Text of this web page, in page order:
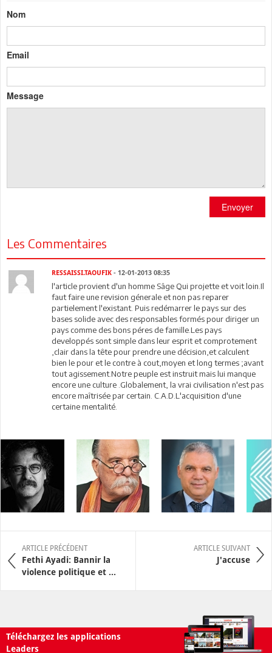
Nom
Email
Message
Envoyer
Les Commentaires
RESSAISSI.TAOUFIK - 12-01-2013 08:35
l'article provient d'un homme Sâge Qui projette et voit loin.Il
faut faire une revision génerale et non pas reparer
partielement l'existant. Puis redémarrer le pays sur des
bases solide avec des responsables formés pour diriger un
pays comme des bons péres de famille.Les pays
developpés sont simple dans leur esprit et comprotement
,clair dans la tête pour prendre une décision,et calculent
bien le pour et le contre à cout,moyen et long termes ;avant
tout agissement.Notre peuple est instruit mais lui manque
encore une culture .Globalement, la vrai civilisation n'est pas
encore maîtrisée par certain. C.A.D.L'acquisition d'une
certaine mentalité.
ARTICLE PRÉCÉDENT
Fethi Ayadi: Bannir la
violence politique et ...
ARTICLE SUIVANT
J'accuse
Téléchargez les applications
Leaders